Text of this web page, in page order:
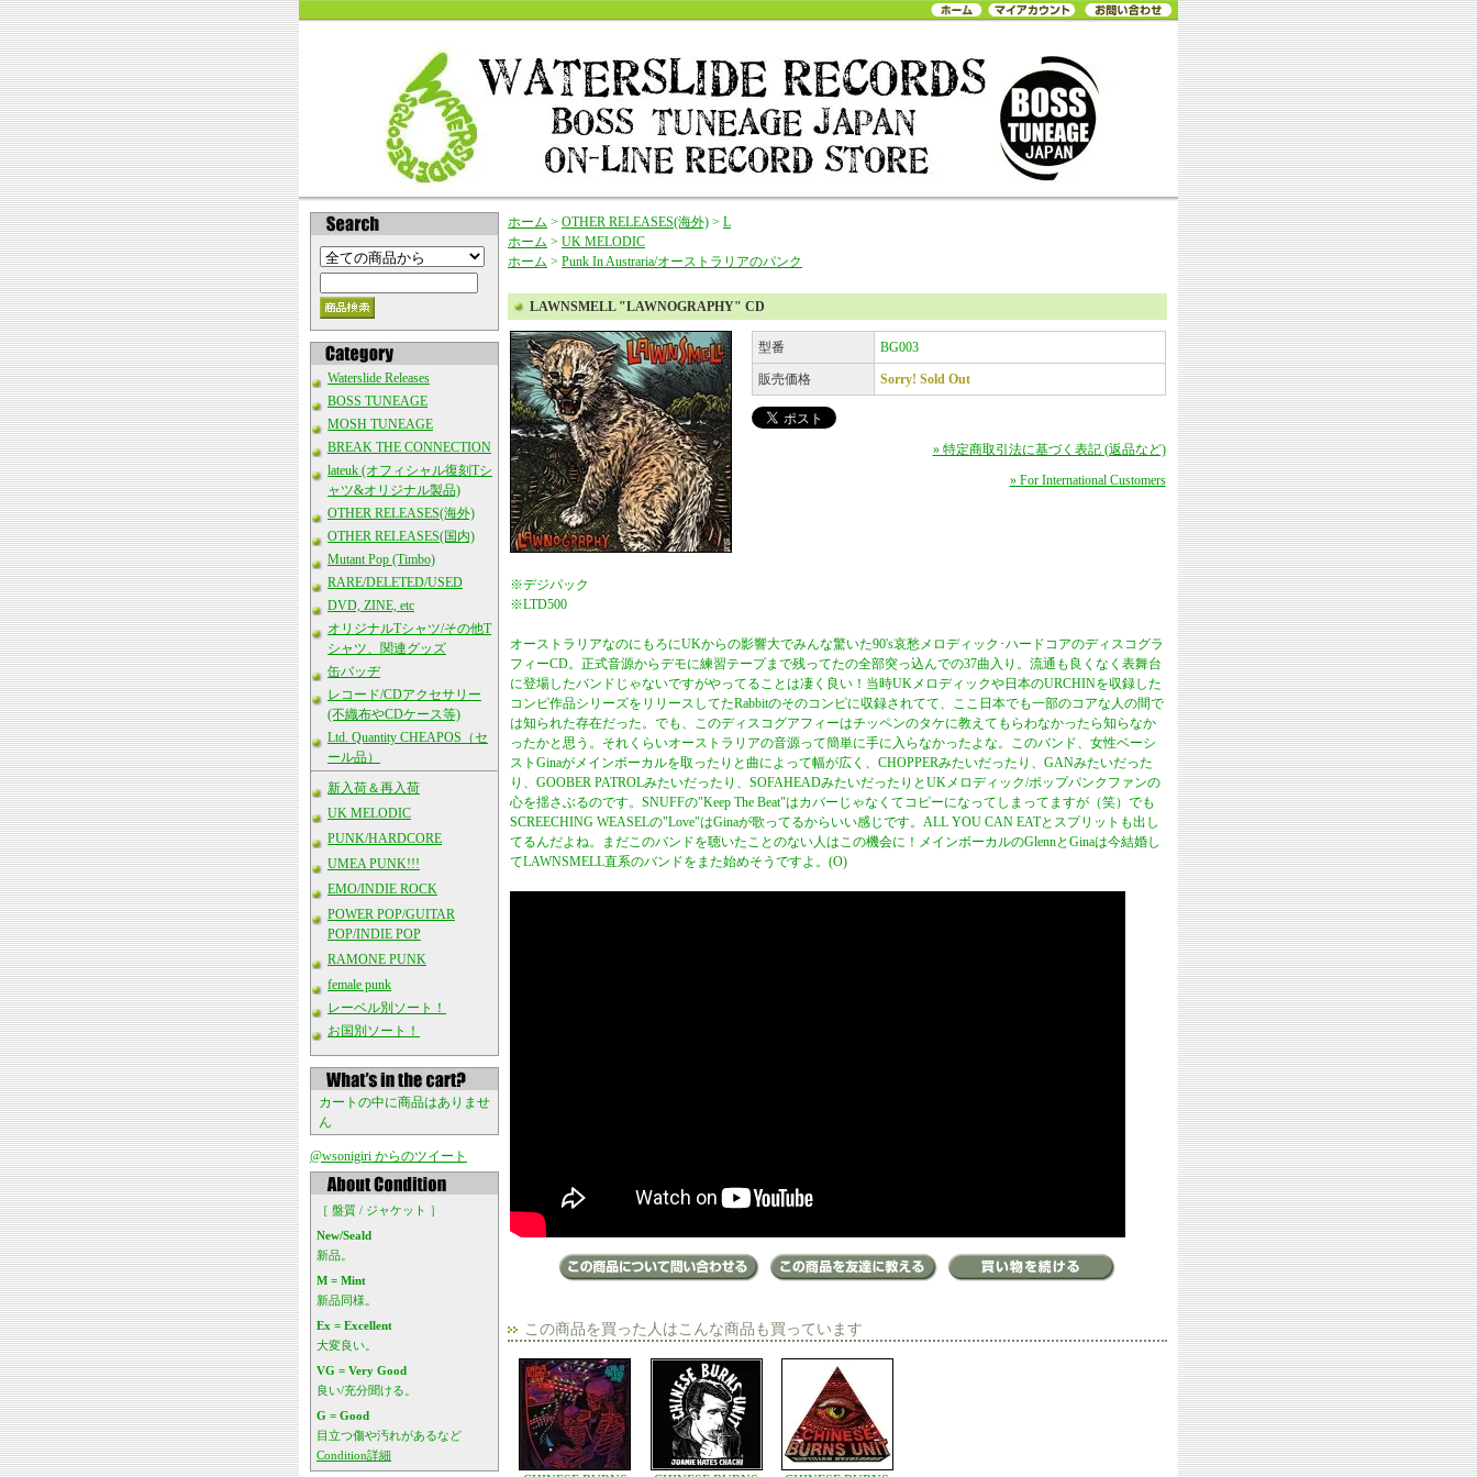
Waterslide Releases
BOSS TUNEAGE
MOSH TUNEAGE
BREAK THE CONNECTION
lateuk (オフィシャル復刻Tシ
ャツ&オリジナル製品)
OTHER RELEASES(海外)
OTHER RELEASES(国内)
Mutant Pop (Timbo)
RARE/DELETED/USED
DVD, ZINE, etc
オリジナルTシャツ/その他T
シャツ、関連グッズ
缶バッヂ
レコード/CDアクセサリー
(不織布やCDケース等)
Ltd. Quantity CHEAPOS（セ
ール品）
新入荷＆再入荷
UK MELODIC
PUNK/HARDCORE
UMEA PUNK!!!
EMO/INDIE ROCK
POWER POP/GUITAR
POP/INDIE POP
RAMONE PUNK
female punk
レーベル別ソート！
お国別ソート！
カートの中に商品はありませ
ん
@wsonigiri からのツイート
［ 盤質 / ジャケット ］
New/Seald
新品。
M = Mint
新品同様。
Ex = Excellent
大変良い。
VG = Very Good
良い/充分聞ける。
G = Good
目立つ傷や汚れがあるなど
Condition詳細
ホーム > OTHER RELEASES(海外) > L
ホーム > UK MELODIC
ホーム > Punk In Austraria/オーストラリアのパンク
LAWNSMELL "LAWNOGRAPHY" CD
型番 BG003
販売価格 Sorry! Sold Out
» 特定商取引法に基づく表記 (返品など)
» For International Customers
※デジパック
※LTD500
オーストラリアなのにもろにUKからの影響大でみんな驚いた90's哀愁メロディック･ハードコアのディスコグラ
フィーCD。正式音源からデモに練習テープまで残ってたの全部突っ込んでの37曲入り。流通も良くなく表舞台
に登場したバンドじゃないですがやってることは凄く良い！当時UKメロディックや日本のURCHINを収録した
コンピ作品シリーズをリリースしてたRabbitのそのコンピに収録されてて、ここ日本でも一部のコアな人の間で
は知られた存在だった。でも、このディスコグアフィーはチッペンのタケに教えてもらわなかったら知らなか
ったかと思う。それくらいオーストラリアの音源って簡単に手に入らなかったよな。このバンド、女性ベーシ
ストGinaがメインボーカルを取ったりと曲によって幅が広く、CHOPPERみたいだったり、GANみたいだった
り、GOOBER PATROLみたいだったり、SOFAHEADみたいだったりとUKメロディック/ポップパンクファンの
心を揺さぶるのです。SNUFFの"Keep The Beat"はカバーじゃなくてコピーになってしまってますが（笑）でも
SCREECHING WEASELの"Love"はGinaが歌ってるからいい感じです。ALL YOU CAN EATとスプリットも出し
てるんだよね。まだこのバンドを聴いたことのない人はこの機会に！メインボーカルのGlennとGinaは今結婚し
てLAWNSMELL直系のバンドをまた始めそうですよ。(O)
この商品を買った人はこんな商品も買っています